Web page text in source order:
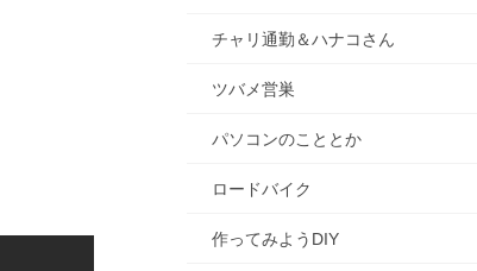
チャリ通勤＆ハナコさん
ツバメ営巣
パソコンのこととか
ロードバイク
作ってみようDIY